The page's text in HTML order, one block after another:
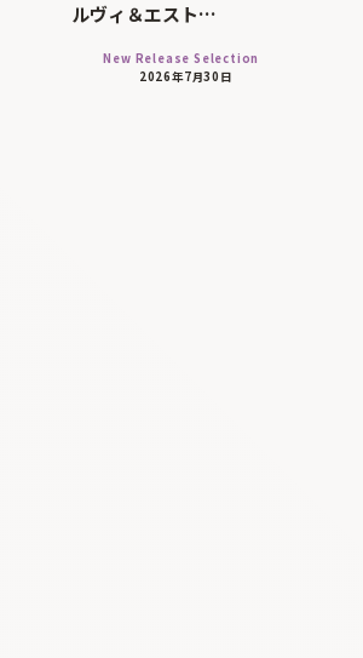
ルヴィ＆エスト…
New Release Selection
2026年7月30日